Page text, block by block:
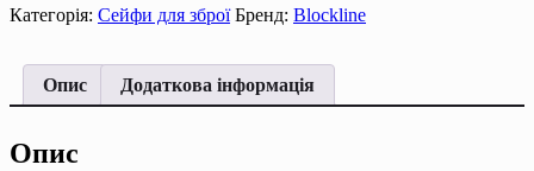
BFS
кількість
Категорія: Сейфи для зброї Бренд: Blockline
Опис Додаткова інформація
Опис